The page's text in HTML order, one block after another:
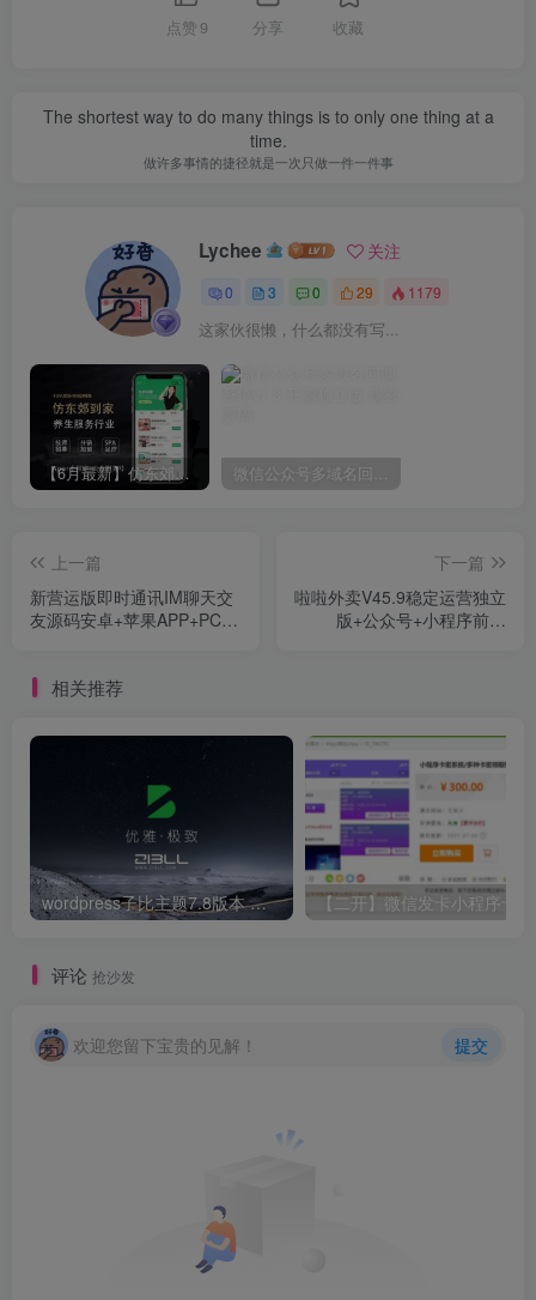
点赞 9 分享 收藏
The shortest way to do many things is to only one thing at a
time.
做许多事情的捷径就是一次只做一件一件事
Lychee 关注
0 3 0 29 1179
这家伙很懒，什么都没有写...
【6月最新】仿东郊到家预约上门服务app小程序同城理疗美容美甲家政推拿足浴SPA技师派单+安装教程 微信公众号多域名回调系统v1.3 开源独立版
上一篇
新营运版即时通讯IM聊天交
友源码安卓+苹果APP+PC端
下一篇
啦啦外卖V45.9稳定运营独立
版+公众号+小程序前端
相关推荐
wordpress子比主题7.8版本 子比7.8 完美破解版 开心版 免授权 仅供本地学习使用 zibll官方原版下载
评论 抢沙发
欢迎您留下宝贵的见解！ 提交